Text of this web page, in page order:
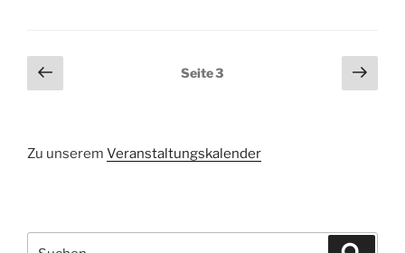
Seitennummerierung
der
Vorherige
Seite
Seite3
Zu unserem Veranstaltungskalender